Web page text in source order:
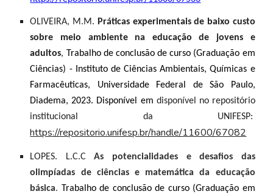
OLIVEIRA, M.M. Práticas experimentais de baixo custo
sobre meio ambiente na educação de jovens e
adultos, Trabalho de conclusão de curso (Graduação em
Ciências) - Instituto de Ciências Ambientais, Químicas e
Farmacêuticas, Universidade Federal de São Paulo,
Diadema, 2023. Disponível em disponível no repositório
institucional da UNIFESP:
https://repositorio.unifesp.br/handle/11600/67082
LOPES. L.C.CAs potencialidades e desafios das
olimpíadas de ciências e matemática da educação
básica. Trabalho de conclusão de curso (Graduação em